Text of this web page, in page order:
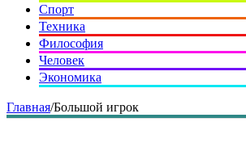
Спорт
Техника
Философия
Человек
Экономика
Главная/Большой игрок